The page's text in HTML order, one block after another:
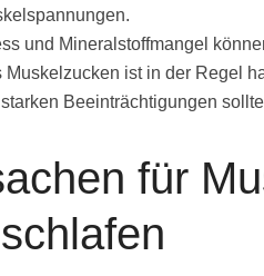
und Mineralstoffmangel
Muskelzucken ist in der Regel
Beeinträchtigungen
für